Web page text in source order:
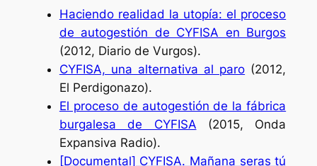
Haciendo realidad la utopía: el proceso
de autogestión de CYFISA en Burgos
(2012, Diario de Vurgos).
CYFISA, una alternativa al paro (2012,
El Perdigonazo).
El proceso de autogestión de la fábrica
burgalesa de CYFISA (2015, Onda
Expansiva Radio).
[Documental] CYFISA. Mañana seras tú